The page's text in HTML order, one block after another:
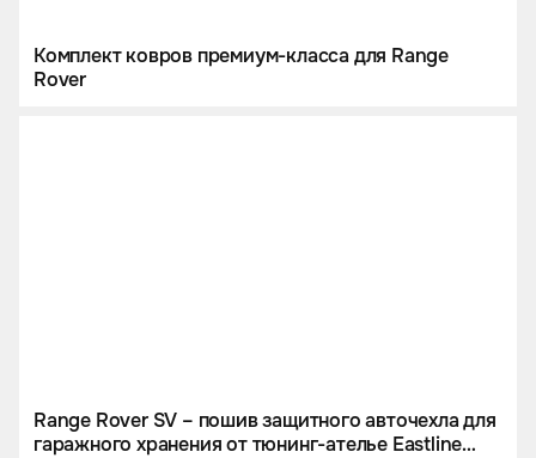
Комплект ковров премиум-класса для Range
Rover
Range Rover SV – пошив защитного авточехла для
гаражного хранения от тюнинг-ателье Eastline